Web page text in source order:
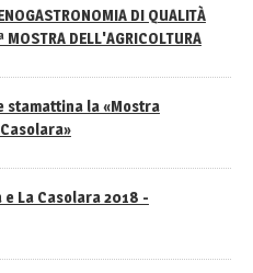
DI QUALITÀ
MOSTRA DELL'AGRICOLTURA
stamattina la «Mostra
La Casolara 2018 -